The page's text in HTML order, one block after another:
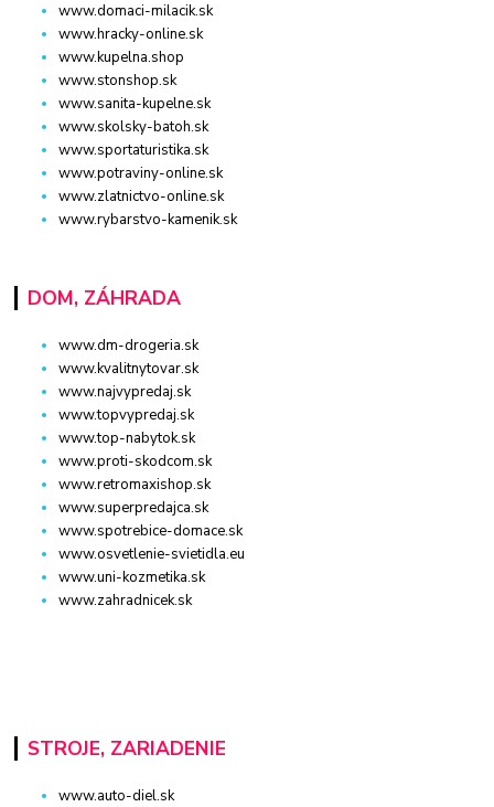
www.domaci-milacik.sk
www.hracky-online.sk
www.kupelna.shop
www.stonshop.sk
www.sanita-kupelne.sk
www.skolsky-batoh.sk
www.sportaturistika.sk
www.potraviny-online.sk
www.zlatnictvo-online.sk
www.rybarstvo-kamenik.sk
DOM, ZÁHRADA
www.dm-drogeria.sk
www.kvalitnytovar.sk
www.najvypredaj.sk
www.topvypredaj.sk
www.top-nabytok.sk
www.proti-skodcom.sk
www.retromaxishop.sk
www.superpredajca.sk
www.spotrebice-domace.sk
www.osvetlenie-svietidla.eu
www.uni-kozmetika.sk
www.zahradnicek.sk
STROJE, ZARIADENIE
www.auto-diel.sk